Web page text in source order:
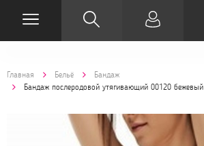
Главная Бельё
Бандаж
Бандаж послеродовой утягивающий 00120 бежевый